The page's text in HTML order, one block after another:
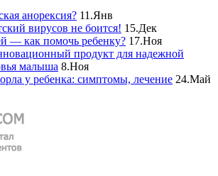
анорексия? 11.Янв
вирусов не боится! 15.Дек
— как помочь ребенку? 17.Ноя
продукт для надежной
малыша 8.Ноя
у ребенка: симптомы, лечение 24.Май